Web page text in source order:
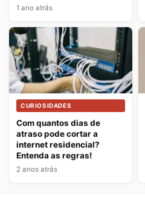
1 ano atrás
CURIOSIDADES
Com quantos dias de
atraso pode cortar a
internet residencial?
Entenda as regras!
2 anos atrás